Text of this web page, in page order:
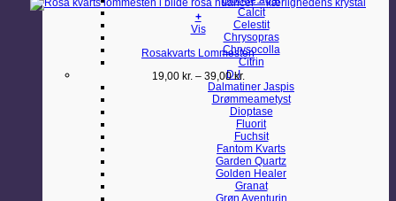
Calcit
Celestit
Chrysopras
Chrysocolla
Citrin
D-I
Dalmatiner Jaspis
Drømmeametyst
Dioptase
Fluorit
Fuchsit
Fantom Kvarts
Garden Quartz
Golden Healer
Granat
+
Dette
har
varianter.
Mulighederne
varesiden
Vis
Rosakvarts Lommesten
19,00 kr. – 39,00kr.
19,00 kr.
til
39,00 kr.